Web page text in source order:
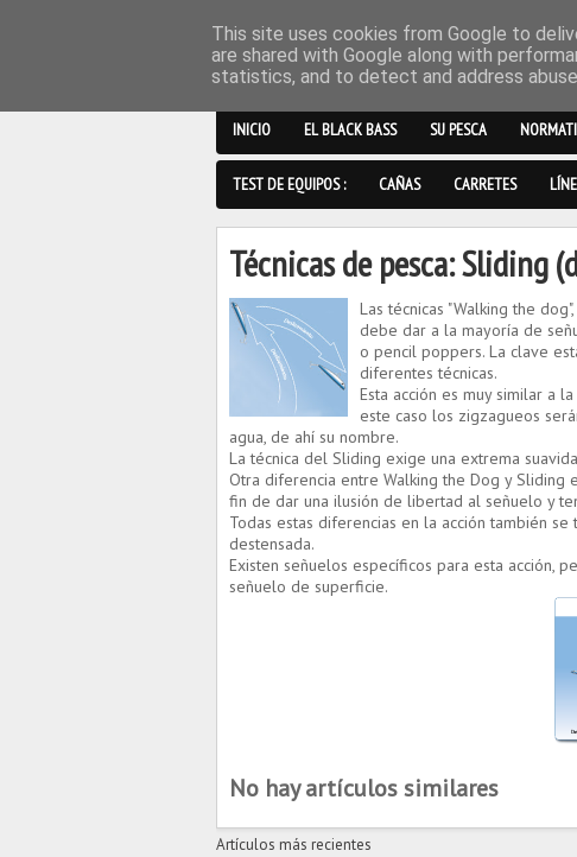
INICIO EL BLACK BASS SU PESCA
TEST DE EQUIPOS : CAÑAS CARRETES
Técnicas de pesca: Sliding
Las técnicas "Walking the dog
debe dar a la mayoría de
o pencil poppers. La clave
diferentes técnicas.
Esta acción es muy similar a
este caso los zigzagueos
agua, de ahí su nombre.
La técnica del Sliding exige una extrema
Otra diferencia entre Walking the Dog y
fin de dar una ilusión de libertad al señuelo y
Todas estas diferencias en la acción también
destensada.
Existen señuelos específicos para esta acción,
señuelo de superficie.
No hay artículos similares
Artículos más recientes
This site uses cookies from Google to
are shared with Google along with
statistics, and to detect and address